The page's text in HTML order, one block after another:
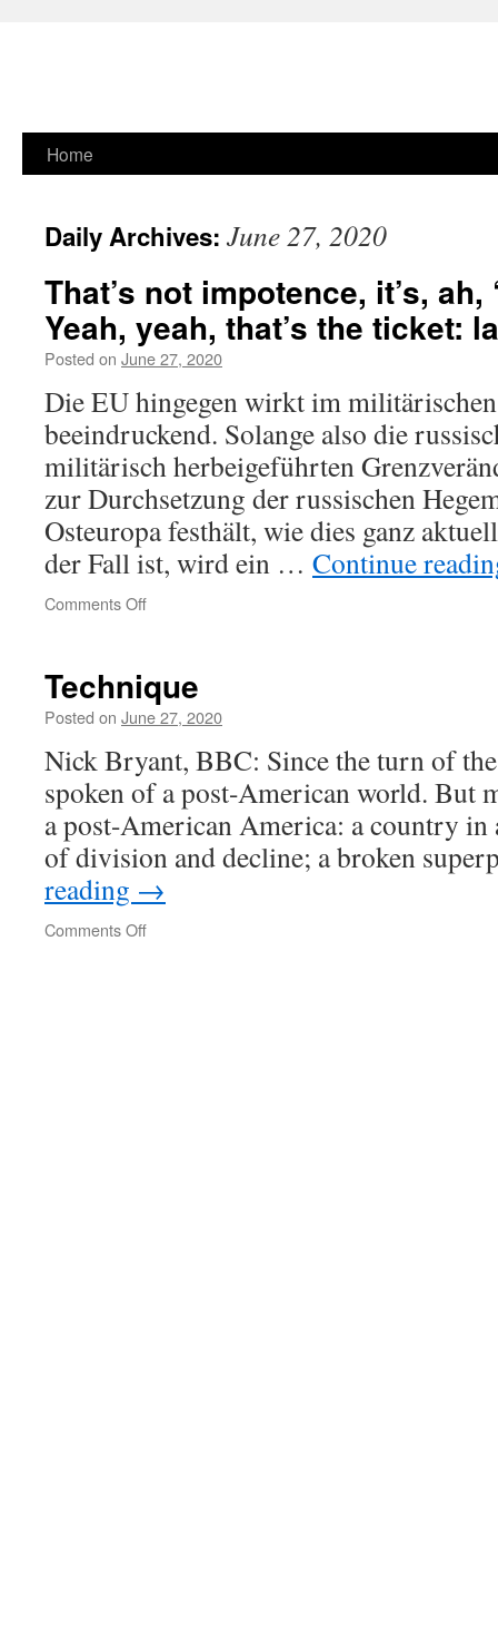
Skip
content
Home
Daily Archives: June 27, 2020
That’s not impotence, it’s,
Yeah, yeah, that’s the ticket:
Posted on June 27, 2020
Die EU hingegen wirkt im
beeindruckend. Solange also die
militärisch herbeigeführten
zur Durchsetzung der russischen
Osteuropa festhält, wie dies ganz
der Fall ist, wird ein … Continue
Comments Offon
it’s,
ah,
of
trust”.
Yeah,
yeah,
the
ticket:
of
Technique
Posted on June 27, 2020
Nick Bryant, BBC: Since the turn of
spoken of a post-American world. But
a post-American America: a country in
of division and decline; a broken
reading →
Comments Offon